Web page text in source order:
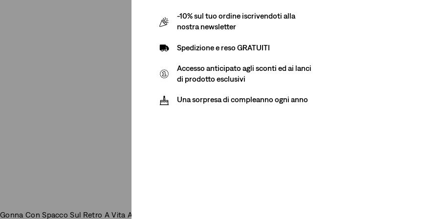
Gonna Con Spacco Sul Retro A Vita Alta
-10% sul tuo ordine iscrivendoti alla
nostra newsletter
Spedizione e reso GRATUITI
Accesso anticipato agli sconti ed ai lanci
di prodotto esclusivi
Una sorpresa di compleanno ogni anno